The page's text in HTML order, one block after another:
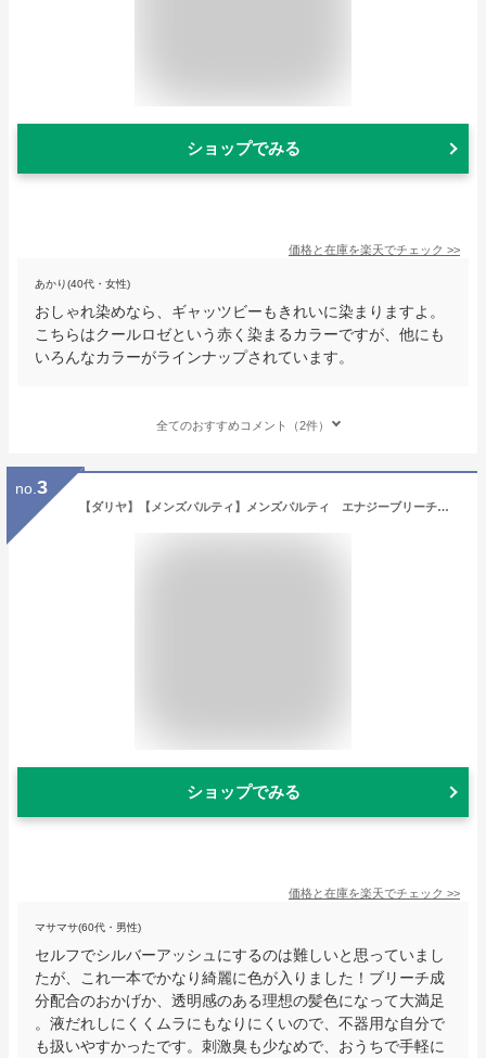
ショップでみる
価格と在庫を楽天でチェック >>
あかり(40代・女性)
おしゃれ染めなら、ギャッツビーもきれいに染まりますよ。
こちらはクールロゼという赤く染まるカラーですが、他にも
いろんなカラーがラインナップされています。
全てのおすすめコメント（2件）
no. 3
【ダリヤ】【メンズパルティ】メンズパルティ エナジーブリーチカラー シルバーアッシュ ( 4904651182213 )
ショップでみる
価格と在庫を楽天でチェック >>
マサマサ(60代・男性)
セルフでシルバーアッシュにするのは難しいと思っていまし
たが、これ一本でかなり綺麗に色が入りました！ブリーチ成
分配合のおかげか、透明感のある理想の髪色になって大満足
。液だれしにくくムラにもなりにくいので、不器用な自分で
も扱いやすかったです。刺激臭も少なめで、おうちで手軽に